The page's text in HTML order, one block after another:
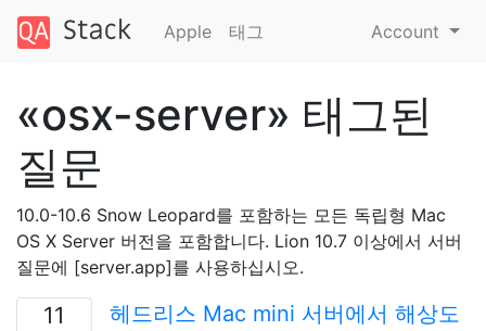
Apple 태그 Account
«osx-server» 태그된
질문
10.0-10.6 Snow Leopard를 포함하는 모든 독립형 Mac
OS X Server 버전을 포함합니다. Lion 10.7 이상에서 서버
질문에 [server.app]를 사용하십시오.
11
헤드리스 Mac mini 서버에서 해상도